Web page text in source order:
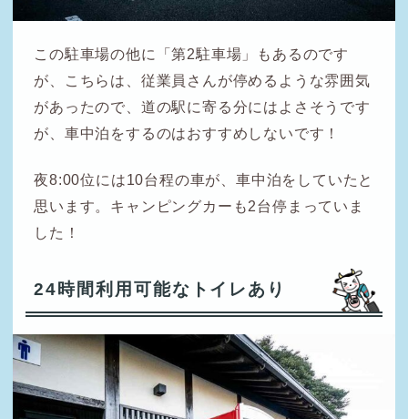
この駐車場の他に「第2駐車場」もあるのです
が、こちらは、従業員さんが停めるような雰囲気
があったので、道の駅に寄る分にはよさそうです
が、車中泊をするのはおすすめしないです！
夜8:00位には10台程の車が、車中泊をしていたと
思います。キャンピングカーも2台停まっていま
した！
24時間利用可能なトイレあり